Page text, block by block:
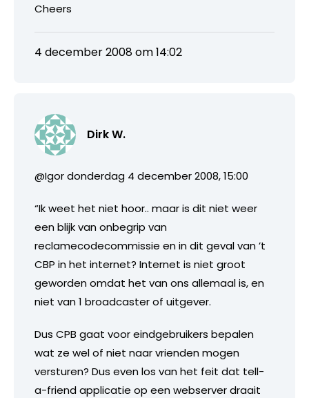
Cheers
4 december 2008 om 14:02
Dirk W.
@Igor donderdag 4 december 2008, 15:00
“Ik weet het niet hoor.. maar is dit niet weer
een blijk van onbegrip van
reclamecodecommissie en in dit geval van ’t
CBP in het internet? Internet is niet groot
geworden omdat het van ons allemaal is, en
niet van 1 broadcaster of uitgever.
Dus CPB gaat voor eindgebruikers bepalen
wat ze wel of niet naar vrienden mogen
versturen? Dus even los van het feit dat tell-
a-friend applicatie op een webserver draait